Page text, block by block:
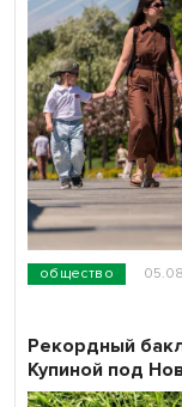
общество
Рекордный
Купиной под